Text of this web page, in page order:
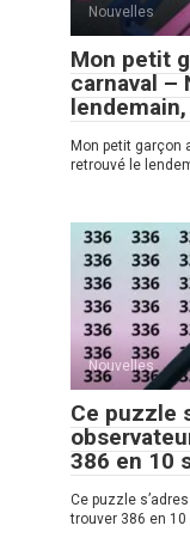
Nouvelles
Mon petit
carnaval –
Mon petit garçon
retrouvé le
Nouvelles
Ce puzzle
386 en 10
Ce puzzle
trouver 386 en